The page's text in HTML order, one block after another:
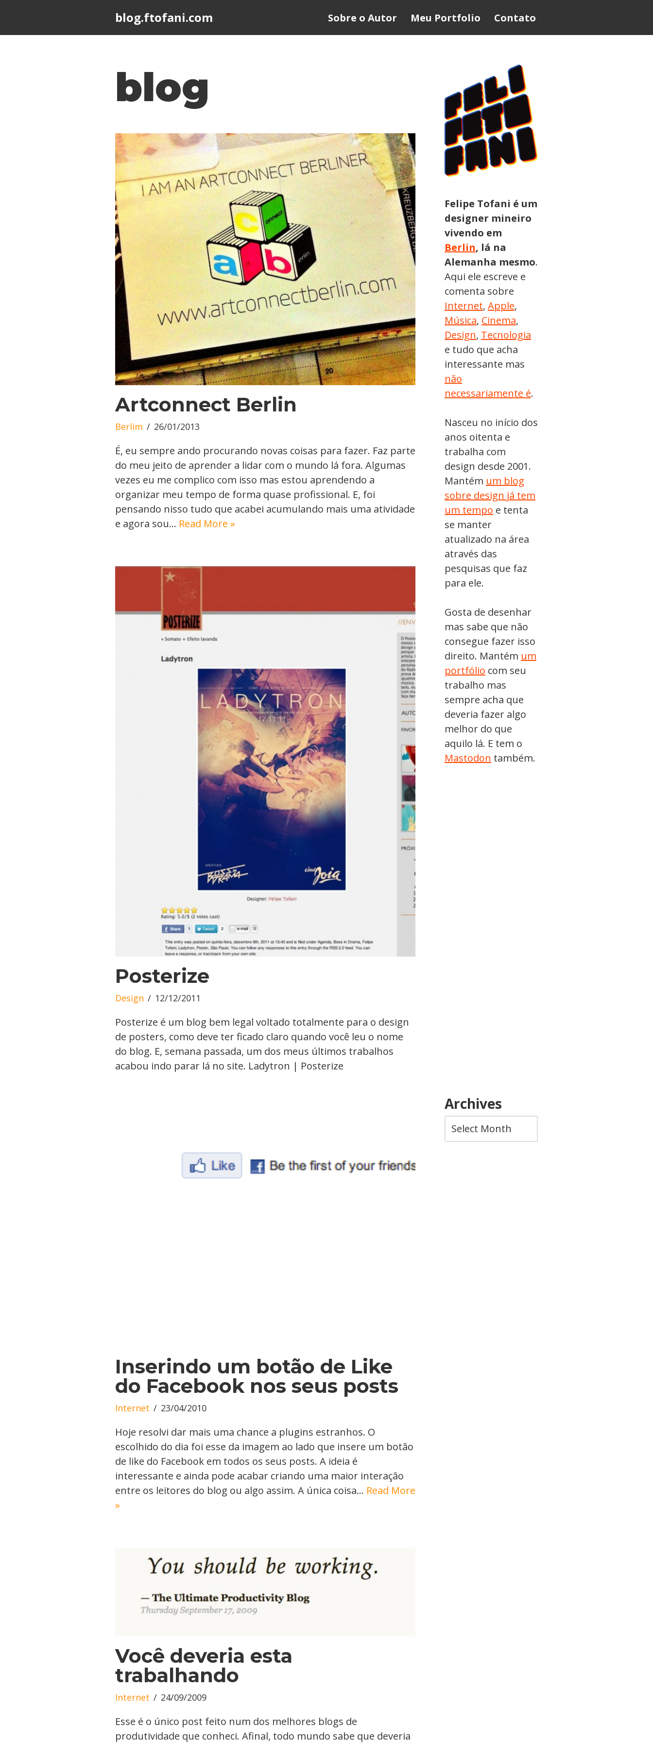
blog.ftofani.com Sobre o Autor Meu Portfolio Contato
blog
Artconnect Berlin
Berlim 26/01/2013
É, eu sempre ando procurando novas coisas para fazer. Faz parte
do meu jeito de aprender a lidar com o mundo lá fora. Algumas
vezes eu me complico com isso mas estou aprendendo a
organizar meu tempo de forma quase profissional. E, foi
pensando nisso tudo que acabei acumulando mais uma atividade
e agora sou… Read More »
Posterize
Design 12/12/2011
Posterize é um blog bem legal voltado totalmente para o design
de posters, como deve ter ficado claro quando você leu o nome
do blog. E, semana passada, um dos meus últimos trabalhos
acabou indo parar lá no site. Ladytron | Posterize
Inserindo um botão de Like
do Facebook nos seus posts
Internet 23/04/2010
Hoje resolvi dar mais uma chance a plugins estranhos. O
escolhido do dia foi esse da imagem ao lado que insere um botão
de like do Facebook em todos os seus posts. A ideia é
interessante e ainda pode acabar criando uma maior interação
entre os leitores do blog ou algo assim. A única coisa… Read More
»
Você deveria esta
trabalhando
Internet 24/09/2009
Esse é o único post feito num dos melhores blogs de
produtividade que conheci. Afinal, todo mundo sabe que deveria
Felipe Tofani é um
designer mineiro
vivendo em
Berlin, lá na
Alemanha mesmo.
Aqui ele escreve e
comenta sobre
Internet, Apple,
Música, Cinema,
Design, Tecnologia
e tudo que acha
interessante mas
não
necessariamente é.
Nasceu no início dos
anos oitenta e
trabalha com
design desde 2001.
Mantém um blog
sobre design já tem
um tempo e tenta
se manter
atualizado na área
através das
pesquisas que faz
para ele.
Gosta de desenhar
mas sabe que não
consegue fazer isso
direito. Mantém um
portfólio com seu
trabalho mas
sempre acha que
deveria fazer algo
melhor do que
aquilo lá. E tem o
Mastodon também.
Archives